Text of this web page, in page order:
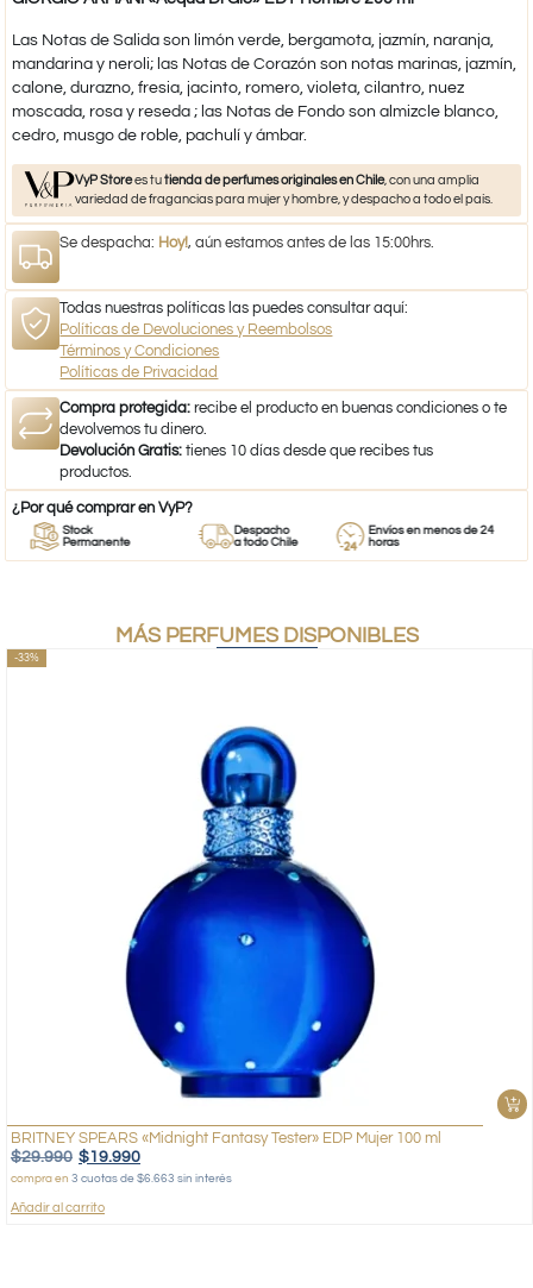
Las Notas de Salida son limón verde, bergamota, jazmín, naranja,
mandarina y neroli; las Notas de Corazón son notas marinas, jazmín,
calone, durazno, fresia, jacinto, romero, violeta, cilantro, nuez
moscada, rosa y reseda ; las Notas de Fondo son almizcle blanco,
cedro, musgo de roble, pachulí y ámbar.
VyP Storees tutienda de perfumes originales en Chile, con una amplia
variedad de fragancias para mujer y hombre, y despacho a todo el país.
Se despacha: Hoy!, aún estamos antes de las 15:00hrs.
Todas nuestras políticas las puedes consultar aquí:
Políticas de Devoluciones y Reembolsos
Términos y Condiciones
Políticas de Privacidad
Compra protegida: recibe el producto en buenas condiciones o te
devolvemos tu dinero.
Devolución Gratis: tienes 10 días desde que recibes tus
productos.
¿Por qué comprar en VyP?
Stock
Permanente
Despacho
a todo Chile
Envíos en menos de 24
horas
MÁS PERFUMES DISPONIBLES
-33%
BRITNEY SPEARS «Midnight Fantasy Tester» EDP Mujer 100 ml
$29.990 $19.990
compra en 3 cuotas de $6.663 sin interés
Añadir al carrito